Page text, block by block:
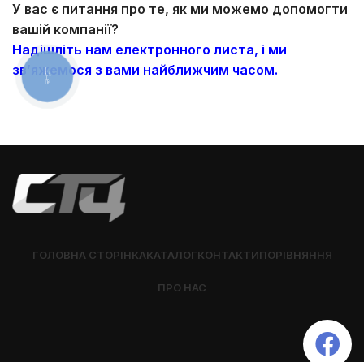
У вас є питання про те, як ми можемо допомогти
вашій компанії?
Надішліть нам електронного листа, і ми
зв’яжемося з вами найближчим часом.
ГОЛОВНА СТОРІНКАКАТАЛОГКОНТАКТИПОРІВНЯННЯ
ПРО НАС
КНОПКА
ЗВ'ЯЗКУ